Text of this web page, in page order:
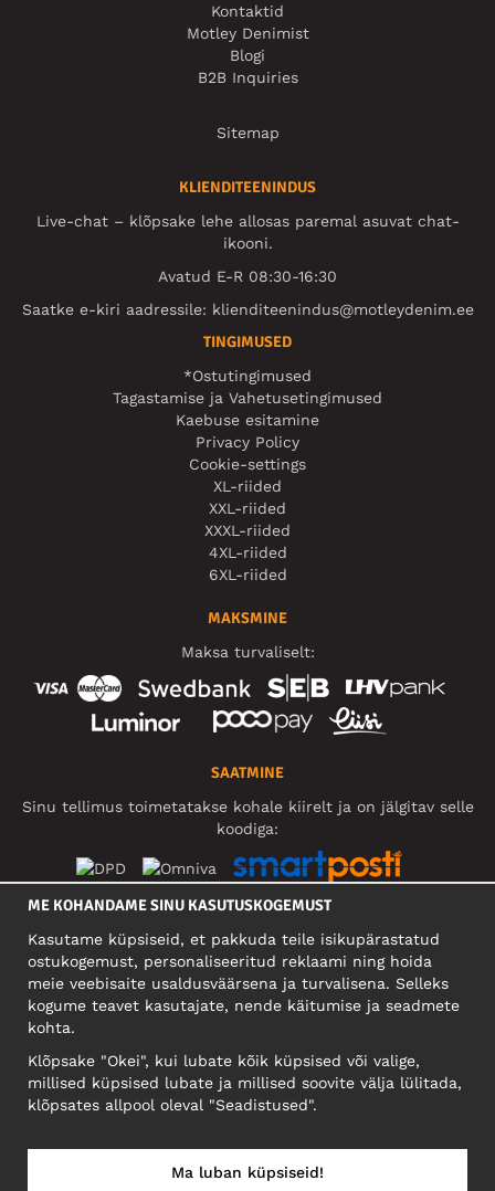
Kontaktid
Motley Denimist
Blogi
B2B Inquiries
Sitemap
KLIENDITEENINDUS
Live-chat – klõpsake lehe allosas paremal asuvat chat-
ikooni.
Avatud E-R 08:30-16:30
Saatke e-kiri aadressile: klienditeenindus@motleydenim.ee
TINGIMUSED
*Ostutingimused
Tagastamise ja Vahetusetingimused
Kaebuse esitamine
Privacy Policy
Cookie-settings
XL-riided
XXL-riided
XXXL-riided
4XL-riided
6XL-riided
MAKSMINE
Maksa turvaliselt:
SAATMINE
Sinu tellimus toimetatakse kohale kiirelt ja on jälgitav selle
koodiga:
FIRMA
Mäeküla tn 9, EE-13525 Tallinn
Reg: 17449603, KMKR: EE102960721
ME KOHANDAME SINU KASUTUSKOGEMUST
Kasutame küpsiseid, et pakkuda teile isikupärastatud
ostukogemust, personaliseeritud reklaami ning hoida
meie veebisaite usaldusväärsena ja turvalisena. Selleks
kogume teavet kasutajate, nende käitumise ja seadmete
kohta.
Klõpsake "Okei", kui lubate kõik küpsised või valige,
millised küpsised lubate ja millised soovite välja lülitada,
klõpsates allpool oleval "Seadistused".
Ma luban küpsiseid!